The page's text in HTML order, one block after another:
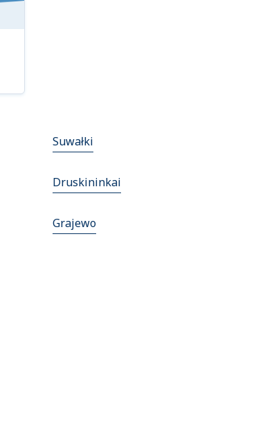
Suwałki
Druskininkai
Grajewo